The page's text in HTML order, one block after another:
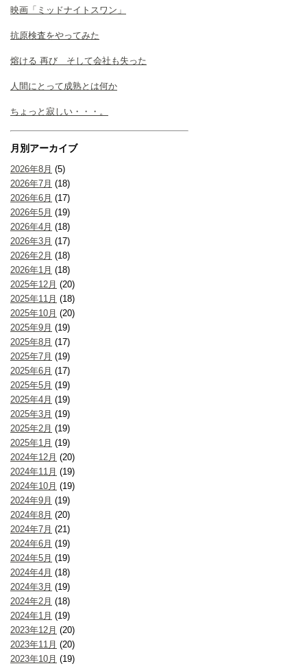
映画「ミッドナイトスワン」
抗原検査をやってみた
熔ける 再び そして会社も失った
人間にとって成熟とは何か
ちょっと寂しい・・・。
月別アーカイブ
2026年8月 (5)
2026年7月 (18)
2026年6月 (17)
2026年5月 (19)
2026年4月 (18)
2026年3月 (17)
2026年2月 (18)
2026年1月 (18)
2025年12月 (20)
2025年11月 (18)
2025年10月 (20)
2025年9月 (19)
2025年8月 (17)
2025年7月 (19)
2025年6月 (17)
2025年5月 (19)
2025年4月 (19)
2025年3月 (19)
2025年2月 (19)
2025年1月 (19)
2024年12月 (20)
2024年11月 (19)
2024年10月 (19)
2024年9月 (19)
2024年8月 (20)
2024年7月 (21)
2024年6月 (19)
2024年5月 (19)
2024年4月 (18)
2024年3月 (19)
2024年2月 (18)
2024年1月 (19)
2023年12月 (20)
2023年11月 (20)
2023年10月 (19)